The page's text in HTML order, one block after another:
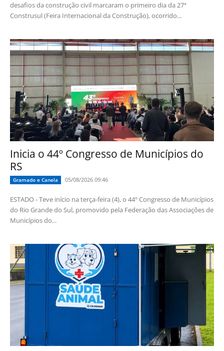
desafios da construção civil marcaram o primeiro dia da 27ª
Construsul (Feira Internacional da Construção), ocorrido...
Inicia o 44º Congresso de Municípios do
RS
Gramado e Canela 05/08/2026 09:46
ESTADO - Teve início na terça-feira (4), o 44º Congresso de Municípios
do Rio Grande do Sul, promovido pela Federação das Associações de
Municípios do...